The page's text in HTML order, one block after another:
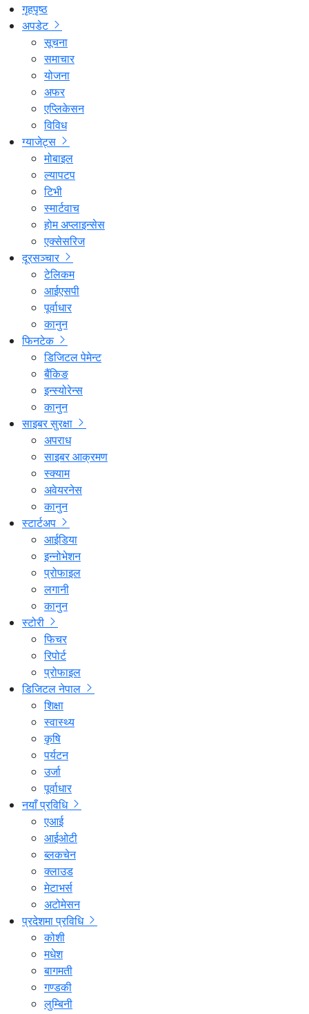
गृहपृष्ठ
अपडेट
सूचना
समाचार
योजना
अफर
एप्लिकेसन
विविध
ग्याजेट्स
मोबाइल
ल्यापटप
टिभी
स्मार्टवाच
होम अप्लाइन्सेस
एक्सेसरिज
दूरसञ्चार
टेलिकम
आईएसपी
पूर्वाधार
कानुन
फिनटेक
डिजिटल पेमेन्ट
बैंकिङ
इन्स्योरेन्स
कानुन
साइबर सुरक्षा
अपराध
साइबर आक्रमण
स्क्याम
अवेयरनेस
कानुन
स्टार्टअप
आईडिया
इन्नोभेशन
प्रोफाइल
लगानी
कानुन
स्टोरी
फिचर
रिपोर्ट
प्रोफाइल
डिजिटल नेपाल
शिक्षा
स्वास्थ्य
कृषि
पर्यटन
उर्जा
पूर्वाधार
नयाँ प्रविधि
एआई
आईओटी
ब्लकचेन
क्लाउड
मेटाभर्स
अटोमेसन
प्रदेशमा प्रविधि
कोशी
मधेश
बागमती
गण्डकी
लुम्बिनी